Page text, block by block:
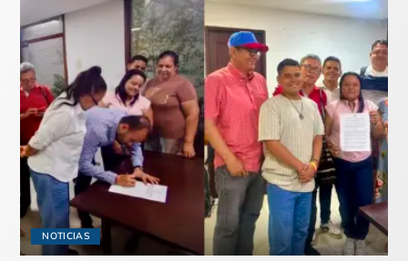
NOTICIAS